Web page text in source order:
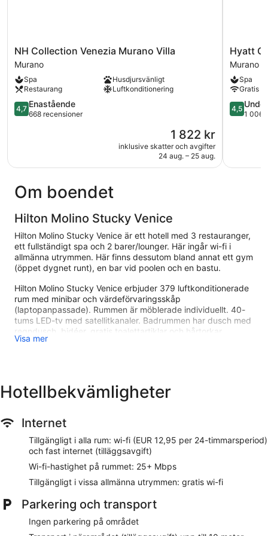
NH
Collection
Venezia
Murano
Villa
Murano
NH Collection Venezia Murano Villa
Murano
Spa
Husdjursvänligt
Restaurang
Luftkonditionering
4.7
av
4,7 Enastående
668 recensioner
Priset
är
1 822 kr
1 822 kr
inklusive skatter och avgifter
24 aug. – 25 aug.
Hyatt
Centric
Murano
Venice
Murano
Hyatt
Murano
Spa
Gratis
4.5
av
4,5
1 006
Om boendet
Hilton Molino Stucky Venice
Hilton Molino Stucky Venice är ett hotell med 3 restauranger,
ett fullständigt spa och 2 barer/lounger. Här ingår wi-fi i
allmänna utrymmen. Här finns dessutom bland annat ett gym
(öppet dygnet runt), en bar vid poolen och en bastu.
Hilton Molino Stucky Venice erbjuder 379 luftkonditionerade
rum med minibar och värdeförvaringsskåp
(laptopanpassade). Rummen är möblerade individuellt. 40-
tums LED-tv med satellitkanaler. Badrummen har dusch med
regndusch, bidéer, gratis toalettartiklar och hårtorkar.
Detta hotell i Venedig erbjuder wi-fi (wi-fi-hastighet: 25+
Städning erbjuds dagligen och allergitestade sängkläder kan
En säsongsöppen utomhuspool och en bubbelpool finns på
området. Här finns även gym och bastu.
Boendets spa har 5 behandlingsrum, däribland särskilda
parrum. Här erbjuds tjänster som ansiktsbehandlingar,
pedikyr. Spat är utrustat med en bastu, bubbelpool och en
ångbastu.
Spat är öppet vissa dagar. Barn under 18 år får endast vistas
i spat under uppsikt av vuxen. Gäster under 16 år får inte
vistas i spat.
Visa mer
Hotellbekvämligheter
Internet
Tillgängligt i alla rum: wi-fi (EUR 12,95 per 24-timmarsperiod)
och fast internet (tilläggsavgift)
Wi-fi-hastighet på rummet: 25+ Mbps
Tillgängligt i vissa allmänna utrymmen: gratis wi-fi
Parkering och transport
Ingen parkering på området